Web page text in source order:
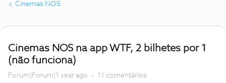
Cinemas NOS
Cinemas NOS na app WTF, 2 bilhetes por 1
(não funciona)
Forum|Forum|1 year ago 11 comentários